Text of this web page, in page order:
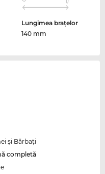
Lungimea brațelor
140 mm
şi Bărbaţi
completă